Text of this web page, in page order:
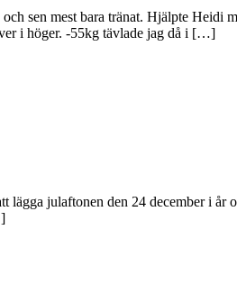
sen mest bara tränat. Hjälpte Heidi
i höger. -55kg tävlade jag då i […]
lägga julaftonen den 24 december i